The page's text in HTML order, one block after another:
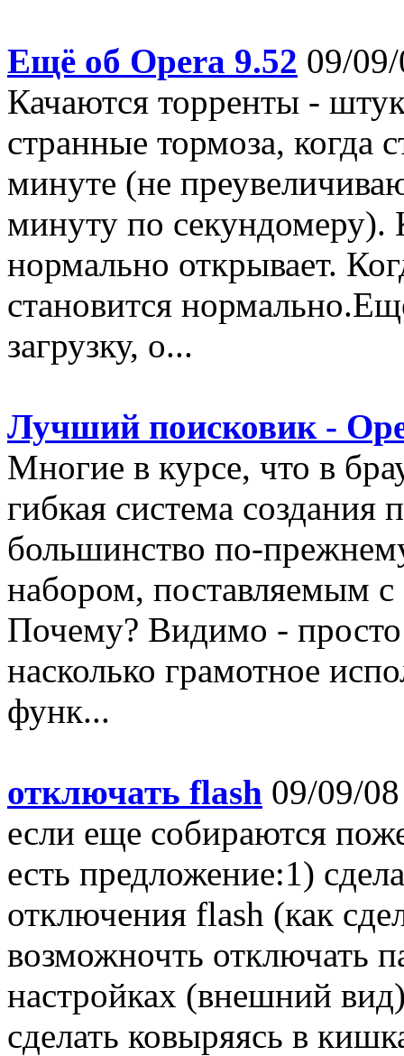
Ещё об Opera 9.52 09/
Качаются торренты -
странные тормоза, когда
минуте (не
минуту по секундомеру).
нормально открывает.
становится
загрузку, о...
Лучший поисковик -
Многие в курсе, что в
гибкая система
большинство по-
набором, поставляемым
Почему? Видимо -
насколько грамотное
функ...
отключать flash 09/09/
если еще собираются
есть предложение:1)
отключения flash (как
возможночть отключать
настройках (внешний
сделать ковыряясь в